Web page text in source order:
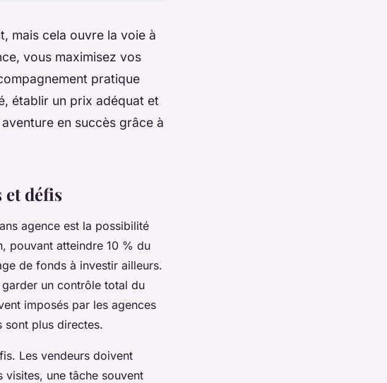
mais cela ouvre la voie à
vous maximisez vos
pratique
établir un prix adéquat et
en succès grâce à
et défis
agence est la possibilité
pouvant atteindre 10 % du
de fonds à investir ailleurs.
un contrôle total du
imposés par les agences
sont plus directes.
Les vendeurs doivent
une tâche souvent